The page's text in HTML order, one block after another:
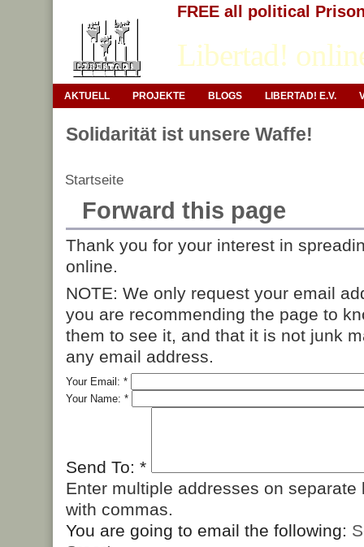
FREE all political
Libertad!
AKTUELL PROJEKTE BLOGS LIBERTAD! E.V.
Solidarität ist unsere Waffe!
Startseite
Forward this page
Thank you for your interest in
online.
NOTE: We only request your email
you are recommending the page to
them to see it, and that it is not junk
any email address.
Your Email: *
Your Name: *
Send To: *
Enter multiple addresses on
with commas.
You are going to email the following: